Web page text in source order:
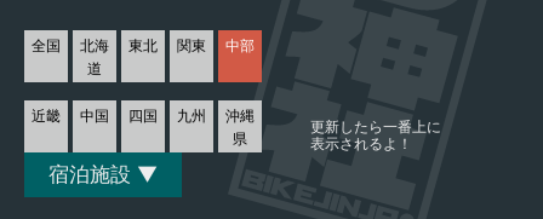
全国
北海
道
東北 関東 中部
近畿 中国 四国 九州
沖縄
県
更新したら一番上に
表示されるよ！
宿泊施設 ▼